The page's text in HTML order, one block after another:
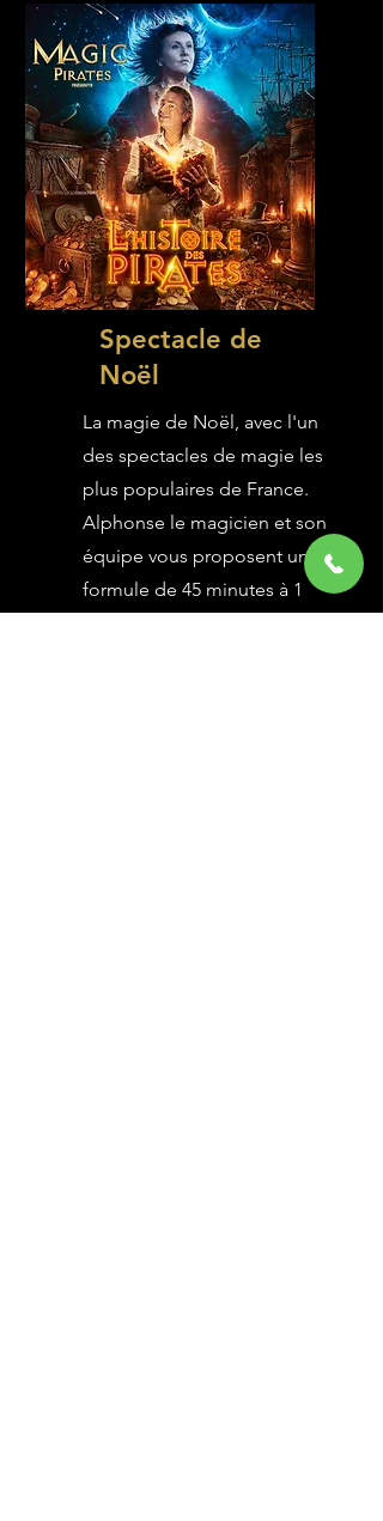
Spectacle de
Noël
La magie de Noël, avec l'un
des spectacles de magie les
plus populaires de France.
Alphonse le magicien et son
équipe vous proposent une
formule de 45 minutes à 1